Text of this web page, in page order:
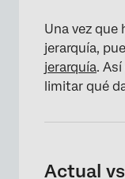
Una vez que
jerarquía,
jerarquía.
limitar qué
Actual